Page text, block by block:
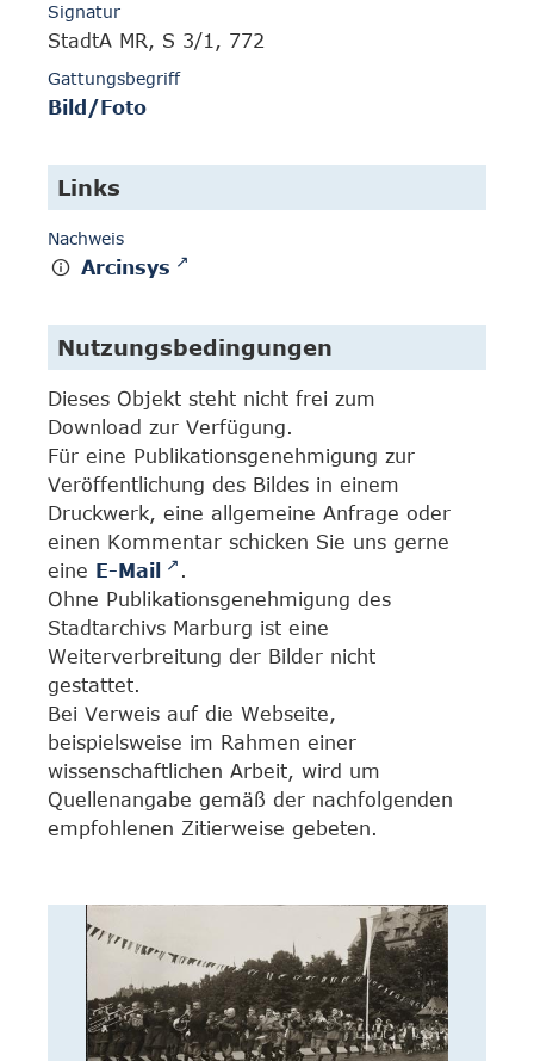
Signatur
StadtA MR, S 3/1, 772
Gattungsbegriff
Bild/Foto
Links
Nachweis
Arcinsys
Nutzungsbedingungen
Dieses Objekt steht nicht frei zum
Download zur Verfügung.
Für eine Publikationsgenehmigung zur
Veröffentlichung des Bildes in einem
Druckwerk, eine allgemeine Anfrage oder
einen Kommentar schicken Sie uns gerne
eine E-Mail
.
Ohne Publikationsgenehmigung des
Stadtarchivs Marburg ist eine
Weiterverbreitung der Bilder nicht
gestattet.
Bei Verweis auf die Webseite,
beispielsweise im Rahmen einer
wissenschaftlichen Arbeit, wird um
Quellenangabe gemäß der nachfolgenden
empfohlenen Zitierweise gebeten.